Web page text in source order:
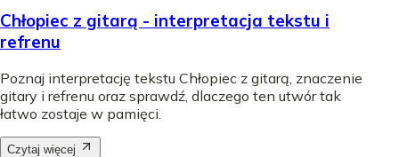
Chłopiec z gitarą - interpretacja tekstu i
refrenu
Poznaj interpretację tekstu Chłopiec z gitarą, znaczenie
gitary i refrenu oraz sprawdź, dlaczego ten utwór tak
łatwo zostaje w pamięci.
Czytaj więcej